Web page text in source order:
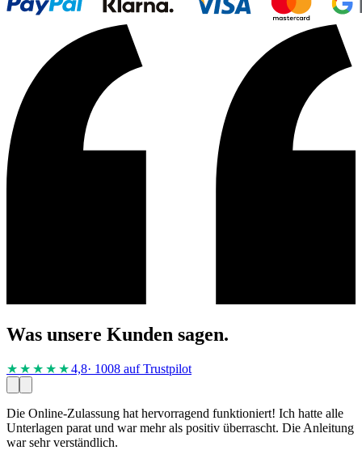
Was unsere Kunden sagen.
★★★★ ★4,8· 1008 auf Trustpilot
Die Online-Zulassung hat hervorragend funktioniert! Ich hatte alle
Unterlagen parat und war mehr als positiv überrascht. Die Anleitung
war sehr verständlich.